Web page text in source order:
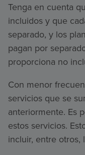
Tenga en cuenta
incluidos y que
separado, y los
pagan por
proporciona no
Con menor
servicios que se
anteriormente. Es
estos servicios.
incluir, entre otros,